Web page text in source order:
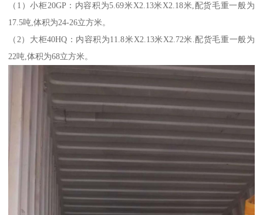
（1）小柜20GP：内容积为5.69米X2.13米X2.18米,配货毛重一般为
17.5吨,体积为24-26立方米。
（2）大柜40HQ：内容积为11.8米X2.13米X2.72米.配货毛重一般为
22吨,体积为68立方米。